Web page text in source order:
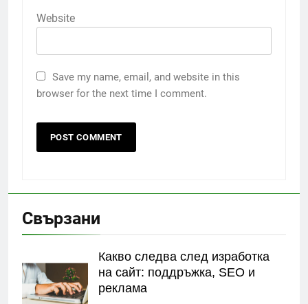
Website
Save my name, email, and website in this
browser for the next time I comment.
Свързани
Какво следва след изработка
на сайт: поддръжка, SEO и
реклама